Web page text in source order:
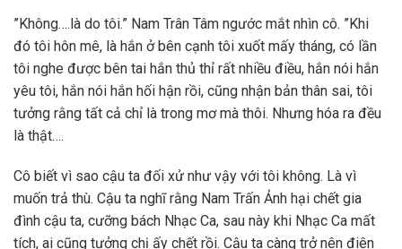
”Không….là do tôi.” Nam Trân Tâm ngước mắt nhìn cô. ”Khi
đó tôi hôn mê, là hắn ở bên cạnh tôi xuốt mấy tháng, có lần
tôi nghe được bên tai hắn thủ thỉ rất nhiều điều, hắn nói hắn
yêu tôi, hắn nói hắn hối hận rồi, cũng nhận bản thân sai, tôi
tưởng rằng tất cả chỉ là trong mơ mà thôi. Nhưng hóa ra đều
là thật….
Cô biết vì sao cậu ta đối xử như vậy với tôi không. Là vì
muốn trả thù. Cậu ta nghĩ rằng Nam Trấn Ảnh hại chết gia
đình cậu ta, cưỡng bách Nhạc Ca, sau này khi Nhạc Ca mất
tích, ai cũng tưởng chị ấy chết rồi. Cậu ta càng trở nên điên